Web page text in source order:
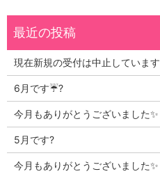
現在新規の受付は中止しています
6月です☔?
今月もありがとうございました✨
5月です?
今月もありがとうございました✨